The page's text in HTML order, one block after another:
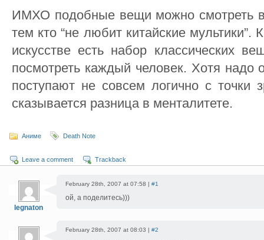
ИМХО подобные вещи можно смотреть
тем кто “не любит китайские
искусстве есть набор классических
посмотреть каждый человек. Хотя надо
поступают не совсем логично с точки
сказывается разница в менталитете.
Аниме Death Note
Leave a comment Trackback
legnaton
February 28th, 2007 at 07:58 | #1
ой, а поделитесь)))
February 28th, 2007 at 08:03 | #2